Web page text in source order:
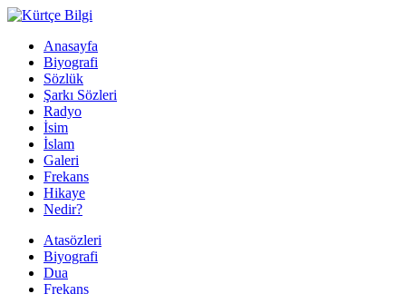
Anasayfa
Biyografi
Sözlük
Şarkı Sözleri
Radyo
İsim
İslam
Galeri
Frekans
Hikaye
Nedir?
Atasözleri
Biyografi
Dua
Frekans